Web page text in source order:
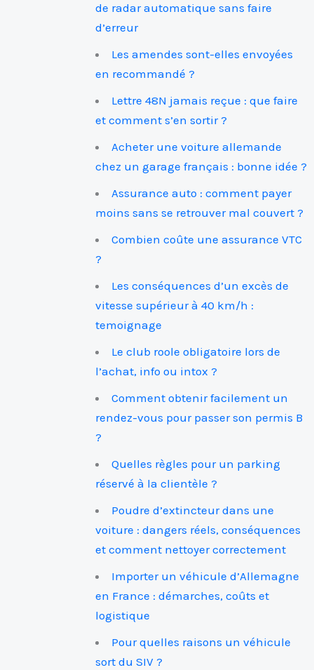
de radar automatique sans faire
d’erreur
Les amendes sont-elles envoyées
en recommandé ?
Lettre 48N jamais reçue : que faire
et comment s’en sortir ?
Acheter une voiture allemande
chez un garage français : bonne idée ?
Assurance auto : comment payer
moins sans se retrouver mal couvert ?
Combien coûte une assurance VTC
?
Les conséquences d’un excès de
vitesse supérieur à 40 km/h :
temoignage
Le club roole obligatoire lors de
l’achat, info ou intox ?
Comment obtenir facilement un
rendez-vous pour passer son permis B
?
Quelles règles pour un parking
réservé à la clientèle ?
Poudre d’extincteur dans une
voiture : dangers réels, conséquences
et comment nettoyer correctement
Importer un véhicule d’Allemagne
en France : démarches, coûts et
logistique
Pour quelles raisons un véhicule
sort du SIV ?